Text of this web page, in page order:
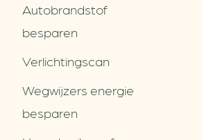
Autobrandstof
besparen
Verlichtingscan
Wegwijzers energie
besparen